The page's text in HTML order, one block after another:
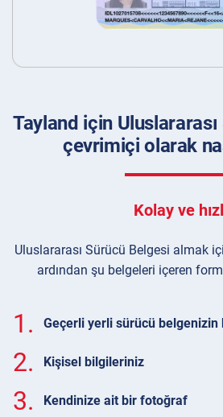
Tayland için
çevrimiçi olarak
Kolay ve
Uluslararası Sürücü Belgesi almak
ardından şu belgeleri içeren
1. Geçerli yerli sürücü belgenizin
2. Kişisel bilgileriniz
3. Kendinize ait bir fotoğraf